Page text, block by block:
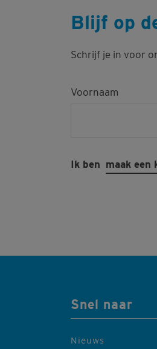
Blijf op
Schrijf je in voor
Voornaam
Ik ben maak een
Snel naar
Nieuws